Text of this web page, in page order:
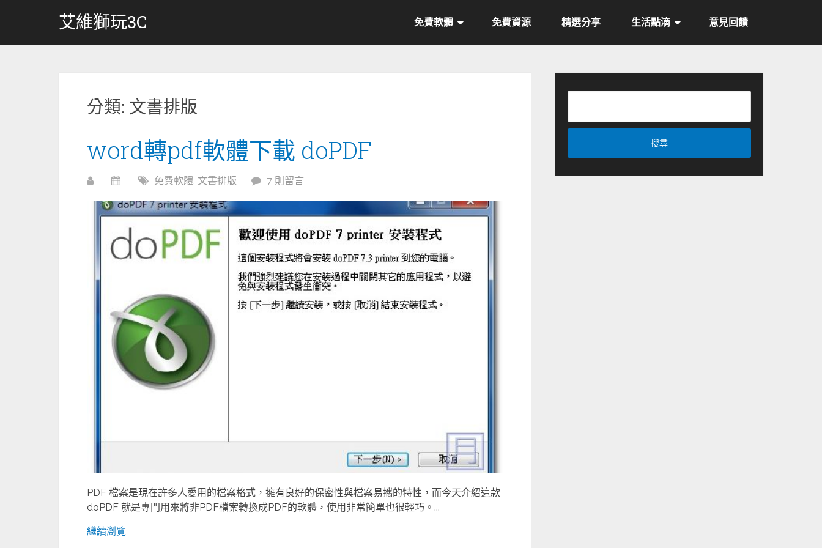
艾維獅玩3C 免費軟體 免費資源 精選分享 生活點滴 意見回饋
分類: 文書排版
word轉pdf軟體下載 doPDF
免費軟體, 文書排版 7 則留言
PDF 檔案是現在許多人愛用的檔案格式，擁有良好的保密性與檔案易攜的特性，而今天介紹這款
doPDF 就是專門用來將非PDF檔案轉換成PDF的軟體，使用非常簡單也很輕巧。...
繼續瀏覽